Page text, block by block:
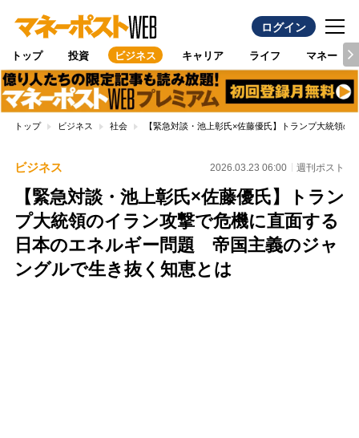
ログイン
トップ 投資 ビジネス キャリア ライフ マネー
トップ ビジネス 社会 【緊急対談・池上彰氏×佐藤優氏】トランプ大統領
ビジネス 2026.03.23 06:00 週刊ポスト
【緊急対談・池上彰氏×佐藤優氏】トラン
プ大統領のイラン攻撃で危機に直面する
日本のエネルギー問題 帝国主義のジャ
ングルで生き抜く知恵とは